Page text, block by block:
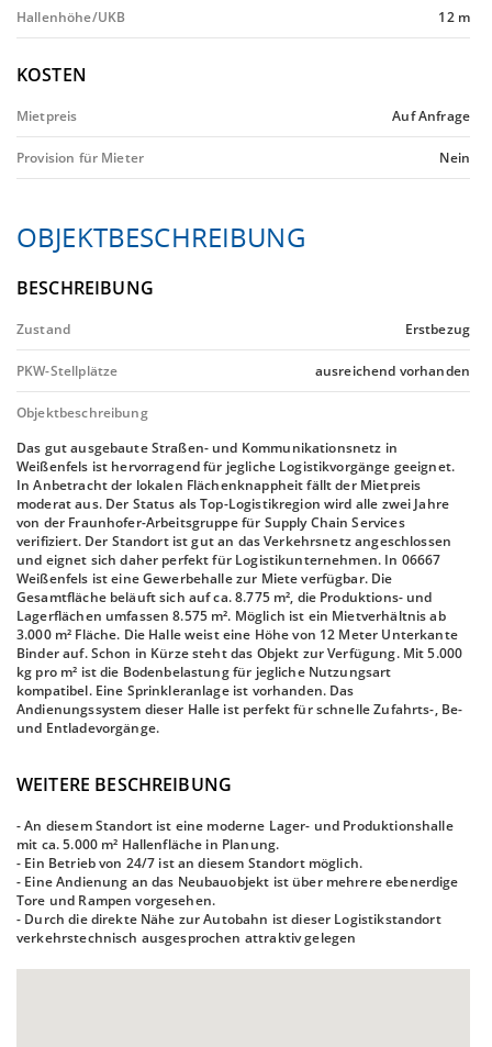
Hallenhöhe/UKB 12 m
KOSTEN
Mietpreis Auf Anfrage
Provision für Mieter Nein
OBJEKTBESCHREIBUNG
BESCHREIBUNG
Zustand Erstbezug
PKW-Stellplätze ausreichend vorhanden
Objektbeschreibung
Das gut ausgebaute Straßen- und Kommunikationsnetz in
Weißenfels ist hervorragend für jegliche Logistikvorgänge geeignet.
In Anbetracht der lokalen Flächenknappheit fällt der Mietpreis
moderat aus. Der Status als Top-Logistikregion wird alle zwei Jahre
von der Fraunhofer-Arbeitsgruppe für Supply Chain Services
verifiziert. Der Standort ist gut an das Verkehrsnetz angeschlossen
und eignet sich daher perfekt für Logistikunternehmen. In 06667
Weißenfels ist eine Gewerbehalle zur Miete verfügbar. Die
Gesamtfläche beläuft sich auf ca. 8.775 m², die Produktions- und
Lagerflächen umfassen 8.575 m². Möglich ist ein Mietverhältnis ab
3.000 m² Fläche. Die Halle weist eine Höhe von 12 Meter Unterkante
Binder auf. Schon in Kürze steht das Objekt zur Verfügung. Mit 5.000
kg pro m² ist die Bodenbelastung für jegliche Nutzungsart
kompatibel. Eine Sprinkleranlage ist vorhanden. Das
Andienungssystem dieser Halle ist perfekt für schnelle Zufahrts-, Be-
und Entladevorgänge.
WEITERE BESCHREIBUNG
- An diesem Standort ist eine moderne Lager- und Produktionshalle
mit ca. 5.000 m² Hallenfläche in Planung.
- Ein Betrieb von 24/7 ist an diesem Standort möglich.
- Eine Andienung an das Neubauobjekt ist über mehrere ebenerdige
Tore und Rampen vorgesehen.
- Durch die direkte Nähe zur Autobahn ist dieser Logistikstandort
verkehrstechnisch ausgesprochen attraktiv gelegen